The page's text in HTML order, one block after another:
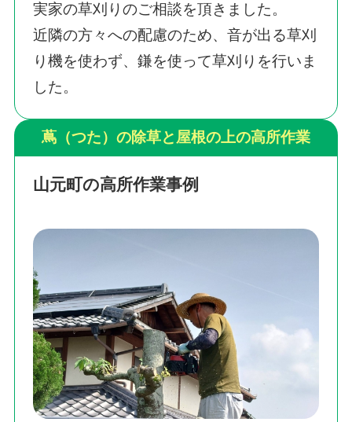
実家の草刈りのご相談を頂きました。
近隣の方々への配慮のため、音が出る草刈
り機を使わず、鎌を使って草刈りを行いま
した。
蔦（つた）の除草と屋根の上の高所作業
山元町の高所作業事例